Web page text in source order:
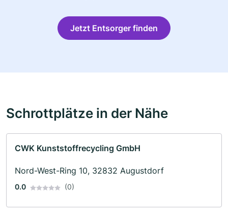
Jetzt Entsorger finden
Schrottplätze in der Nähe
CWK Kunststoffrecycling GmbH
Nord-West-Ring 10, 32832 Augustdorf
0.0 (0)